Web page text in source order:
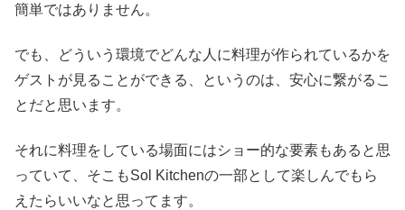
簡単ではありません。
でも、どういう環境でどんな人に料理が作られているかを
ゲストが見ることができる、というのは、安心に繋がるこ
とだと思います。
それに料理をしている場面にはショー的な要素もあると思
っていて、そこもSol Kitchenの一部として楽しんでもら
えたらいいなと思ってます。